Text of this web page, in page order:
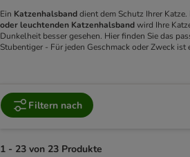
Ein Katzenhalsbanddient dem Schutz Ihrer Katze.
oder leuchtenden Katzenhalsbandwird Ihre
Dunkelheit besser gesehen. Hier finden Sie das
Stubentiger - Für jeden Geschmack oder Zweck ist
Filtern nach
1 - 23 von 23 Produkte